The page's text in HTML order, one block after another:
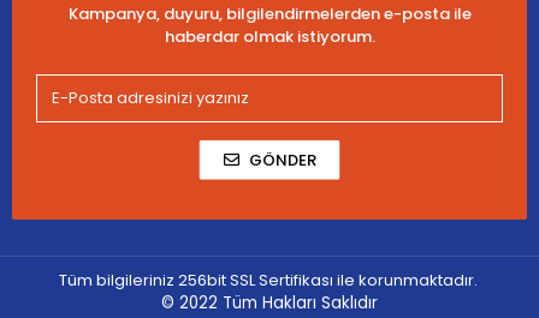
Kampanya, duyuru, bilgilendirmelerden e-posta ile
haberdar olmak istiyorum.
GÖNDER
Tüm bilgileriniz 256bit SSL Sertifikası ile korunmaktadır.
© 2022 Tüm Hakları Saklıdır